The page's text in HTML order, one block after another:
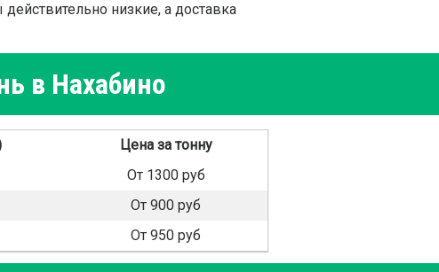
низкие, а доставка
в Нахабино
Цена за тонну
От 1300 руб
От 900 руб
От 950 руб